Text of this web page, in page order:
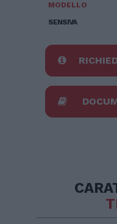
MODELLO
SENSIVA